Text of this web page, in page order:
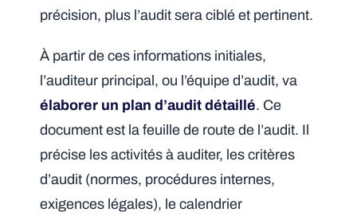
précision, plus l’audit sera ciblé et pertinent.
À partir de ces informations initiales,
l’auditeur principal, ou l’équipe d’audit, va
élaborer un plan d’audit détaillé. Ce
document est la feuille de route de l’audit. Il
précise les activités à auditer, les critères
d’audit (normes, procédures internes,
exigences légales), le calendrier